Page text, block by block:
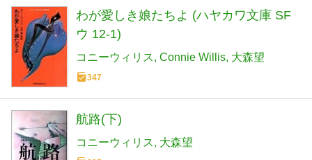
わが愛しき娘たちよ (ハヤカワ文庫 SF
ウ 12-1)
コニーウィリス Connie Willis 大森望
347
航路(下)
コニーウィリス 大森望